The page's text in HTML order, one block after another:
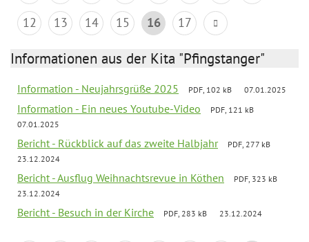
12
13 14 15 16 17
Informationen aus der Kita "Pfingstanger"
Information - Neujahrsgrüße 2025 PDF, 102 kB 07.01.2025
Information - Ein neues Youtube-Video
PDF, 121 kB
07.01.2025
Bericht - Rückblick auf das zweite Halbjahr
PDF, 277 kB
23.12.2024
Bericht - Ausflug Weihnachtsrevue in Köthen
PDF, 323 kB
23.12.2024
Bericht - Besuch in der Kirche PDF, 283 kB 23.12.2024